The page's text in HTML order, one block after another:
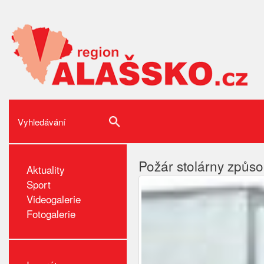
Aktuality
Sport
Videogalerie
Fotogalerie
Požár stolárny